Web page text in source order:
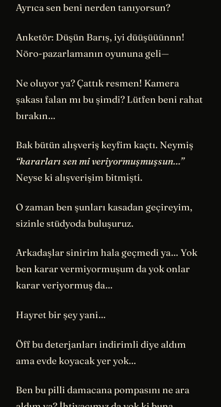
Ayrıca sen beni nerden tanıyorsun?
Anketör: Düşün Barış, iyi düüşüüünnn!
Nöro-pazarlamanın oyununa geli—
Ne oluyor ya? Çattık resmen! Kamera
şakası falan mı bu şimdi? Lütfen beni rahat
bırakın…
Bak bütün alışveriş keyfim kaçtı. Neymiş
“kararları sen mi veriyormuşmuşsun…”
Neyse ki alışverişim bitmişti.
O zaman ben şunları kasadan geçireyim,
sizinle stüdyoda buluşuruz.
Arkadaşlar sinirim hala geçmedi ya… Yok
ben karar vermiyormuşum da yok onlar
karar veriyormuş da…
Hayret bir şey yani…
Öff bu deterjanları indirimli diye aldım
ama evde koyacak yer yok...
Ben bu pilli damacana pompasını ne ara